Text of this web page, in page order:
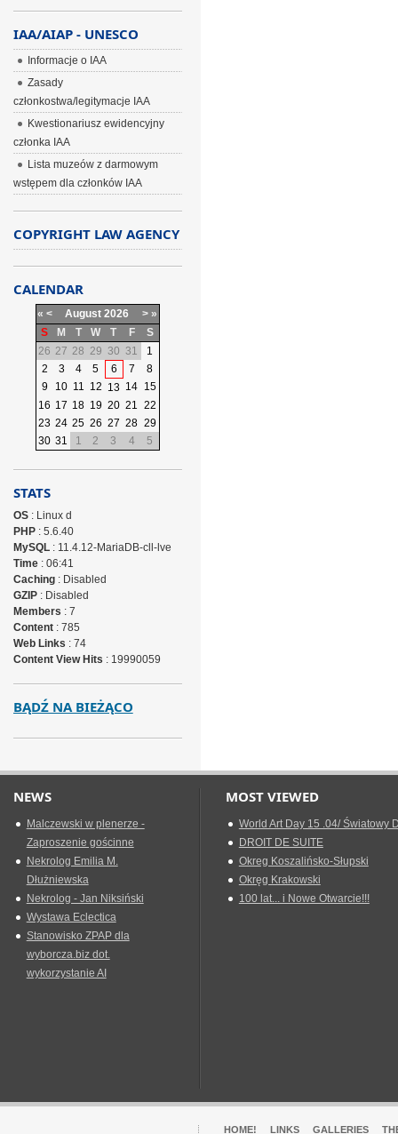
IAA/AIAP - UNESCO
Informacje o IAA
Zasady
członkostwa/legitymacje IAA
Kwestionariusz ewidencyjny
członka IAA
Lista muzeów z darmowym
wstępem dla członków IAA
COPYRIGHT LAW AGENCY
CALENDAR
« < August 2026 > »
S
M T W T F
S
26 27 28 29 30 31
1
2
3 4 5 6 7
8
9
10 11 12 13 14 15
16 17 18 19 20 21 22
23 24 25 26 27 28 29
30 31 1 2 3 4 5
STATS
OS: Linux d
PHP: 5.6.40
MySQL: 11.4.12-MariaDB-cll-lve
Time: 06:41
Caching: Disabled
GZIP: Disabled
Members : 7
Content: 785
Web Links : 74
Content View Hits : 19990059
BĄDŹ NA BIEŻĄCO
NEWS
Malczewski w plenerze -
Zaproszenie gościnne
Nekrolog Emilia M.
Dłużniewska
Nekrolog - Jan Niksiński
Wystawa Eclectica
Stanowisko ZPAP dla
wyborcza.biz dot.
wykorzystanie AI
MOST VIEWED
World Art Day 15 .04/ Światowy
DROIT DE SUITE
Okreg Koszalińsko-Słupski
Okręg Krakowski
100 lat... i Nowe Otwarcie!!!
HOME! LINKS GALLERIES